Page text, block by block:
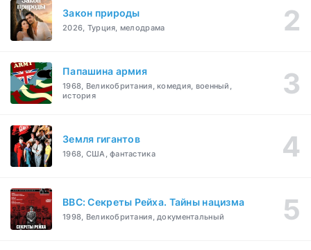
Закон природы
2026, Турция, мелодрама
Папашина армия
1968, Великобритания, комедия, военный,
история
Земля гигантов
1968, США, фантастика
BBC: Секреты Рейха. Тайны нацизма
1998, Великобритания, документальный